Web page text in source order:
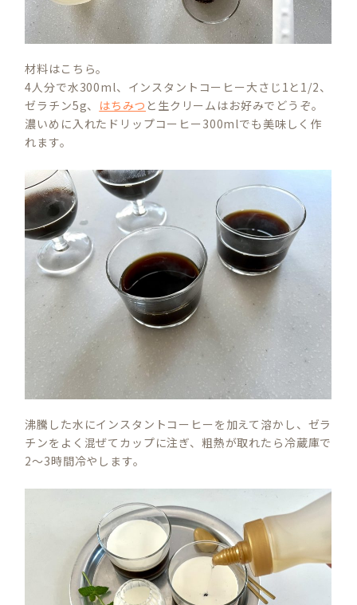
材料はこちら。
4人分で水300ml、インスタントコーヒー大さじ1と1/2、
ゼラチン5g、 はちみつ と生クリームはお好みでどうぞ。
濃いめに入れたドリップコーヒー300mlでも美味しく作
れます。
沸騰した水にインスタントコーヒーを加えて溶かし、ゼラ
チンをよく混ぜてカップに注ぎ、粗熱が取れたら冷蔵庫で
2～3時間冷やします。